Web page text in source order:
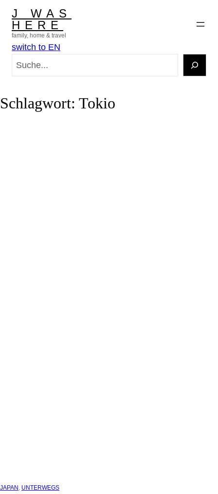
Inhalt
springen
J WAS
HERE
family, home & travel
switch to EN
e
Schlagwort: Tokio
JAPAN, UNTERWEGS